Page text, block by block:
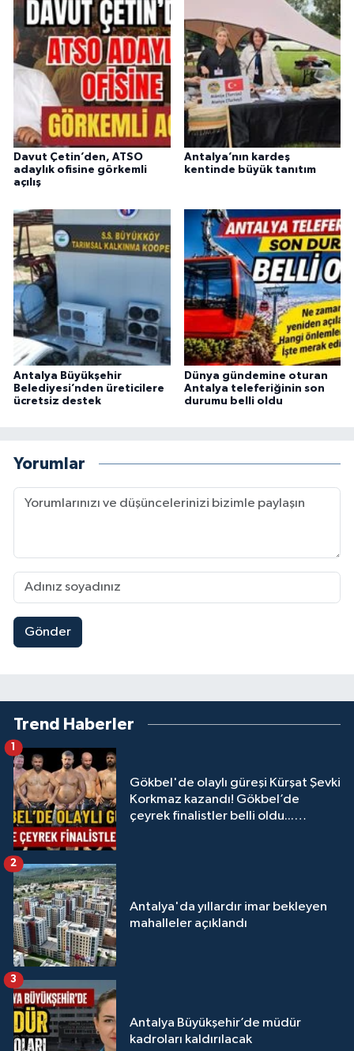
Davut Çetin’den, ATSO
adaylık ofisine görkemli
açılış
Antalya’nın kardeş
kentinde büyük tanıtım
Antalya Büyükşehir
Belediyesi’nden üreticilere
ücretsiz destek
Dünya gündemine oturan
Antalya teleferiğinin son
durumu belli oldu
Yorumlar
Gönder
Trend Haberler
Gökbel'de olaylı güreşi Kürşat Şevki
Korkmaz kazandı! Gökbel’de
çeyrek finalistler belli oldu...
Antalya'da yıllardır imar bekleyen
mahalleler açıklandı
2
Antalya Büyükşehir’de müdür
kadroları kaldırılacak
3